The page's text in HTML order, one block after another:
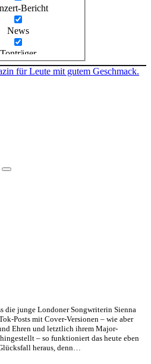
Bericht
News
Tonträger
für Leute mit gutem Geschmack.
die junge Londoner Songwriterin Sienna
Posts mit Cover-Versionen – wie aber
Ehren und letztlich ihrem Major-
– so funktioniert das heute eben
heraus, denn…